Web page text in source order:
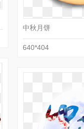
中秋月饼
640*404